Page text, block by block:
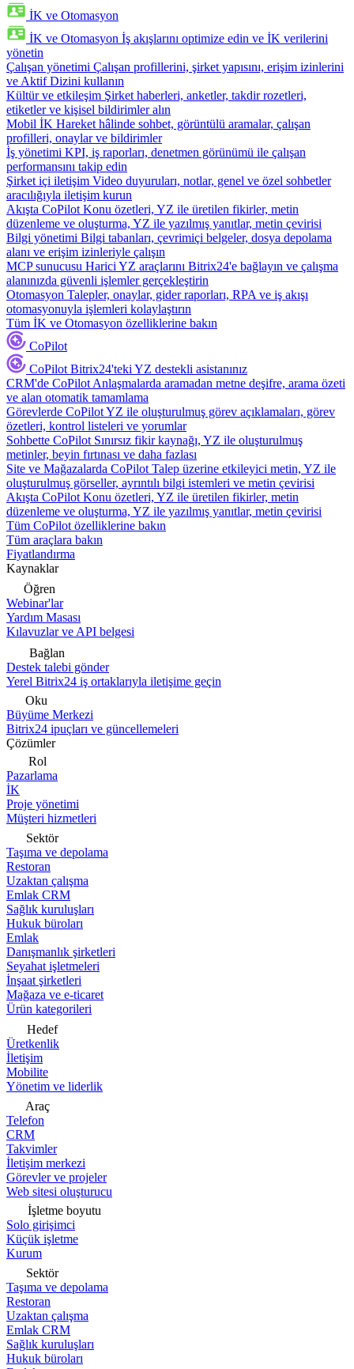
İK ve Otomasyon
İK ve Otomasyon İş akışlarını optimize edin ve İK verilerini
yönetin
Çalışan yönetimi Çalışan profillerini, şirket yapısını, erişim izinlerini
ve Aktif Dizini kullanın
Kültür ve etkileşim Şirket haberleri, anketler, takdir rozetleri,
etiketler ve kişisel bildirimler alın
Mobil İK Hareket hâlinde sohbet, görüntülü aramalar, çalışan
profilleri, onaylar ve bildirimler
İş yönetimi KPI, iş raporları, denetmen görünümü ile çalışan
performansını takip edin
Şirket içi iletişim Video duyuruları, notlar, genel ve özel sohbetler
aracılığıyla iletişim kurun
Akışta CoPilot Konu özetleri, YZ ile üretilen fikirler, metin
düzenleme ve oluşturma, YZ ile yazılmış yanıtlar, metin çevirisi
Bilgi yönetimi Bilgi tabanları, çevrimiçi belgeler, dosya depolama
alanı ve erişim izinleriyle çalışın
MCP sunucusu Harici YZ araçlarını Bitrix24'e bağlayın ve çalışma
alanınızda güvenli işlemler gerçekleştirin
Otomasyon Talepler, onaylar, gider raporları, RPA ve iş akışı
otomasyonuyla işlemleri kolaylaştırın
Tüm İK ve Otomasyon özelliklerine bakın
CoPilot
CoPilot Bitrix24'teki YZ destekli asistanınız
CRM'de CoPilot Anlaşmalarda aramadan metne deşifre, arama özeti
ve alan otomatik tamamlama
Görevlerde CoPilotYZ ile oluşturulmuş görev açıklamaları, görev
özetleri, kontrol listeleri ve yorumlar
Sohbette CoPilot Sınırsız fikir kaynağı, YZ ile oluşturulmuş
metinler, beyin fırtınası ve daha fazlası
Site ve Mağazalarda CoPilot Talep üzerine etkileyici metin, YZ ile
oluşturulmuş görseller, ayrıntılı bilgi istemleri ve metin çevirisi
Akışta CoPilot Konu özetleri, YZ ile üretilen fikirler, metin
düzenleme ve oluşturma, YZ ile yazılmış yanıtlar, metin çevirisi
Tüm CoPilot özelliklerine bakın
Tüm araçlara bakın
Fiyatlandırma
Kaynaklar
Öğren
Webinar'lar
Yardım Masası
Kılavuzlar ve API belgesi
Bağlan
Destek talebi gönder
Yerel Bitrix24 iş ortaklarıyla iletişime geçin
Oku
Büyüme Merkezi
Bitrix24 ipuçları ve güncellemeleri
Çözümler
Rol
Pazarlama
İK
Proje yönetimi
Müşteri hizmetleri
Sektör
Taşıma ve depolama
Restoran
Uzaktan çalışma
Emlak CRM
Sağlık kuruluşları
Hukuk büroları
Emlak
Danışmanlık şirketleri
Seyahat işletmeleri
İnşaat şirketleri
Mağaza ve e-ticaret
Ürün kategorileri
Hedef
Üretkenlik
İletişim
Mobilite
Yönetim ve liderlik
Araç
Telefon
CRM
Takvimler
İletişim merkezi
Görevler ve projeler
Web sitesi oluşturucu
İşletme boyutu
Solo girişimci
Küçük işletme
Kurum
Sektör
Taşıma ve depolama
Restoran
Uzaktan çalışma
Emlak CRM
Sağlık kuruluşları
Hukuk büroları